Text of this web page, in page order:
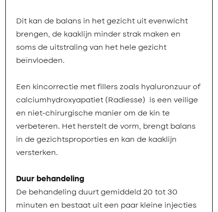
Dit kan de balans in het gezicht uit evenwicht
brengen, de kaaklijn minder strak maken en
soms de uitstraling van het hele gezicht
beïnvloeden.
Een kincorrectie met fillers zoals hyaluronzuur of
calciumhydroxyapatiet (Radiesse) is een veilige
en niet-chirurgische manier om de kin te
verbeteren. Het herstelt de vorm, brengt balans
in de gezichtsproporties en kan de kaaklijn
versterken.
Duur behandeling
De behandeling duurt gemiddeld 20 tot 30
minuten en bestaat uit een paar kleine injecties